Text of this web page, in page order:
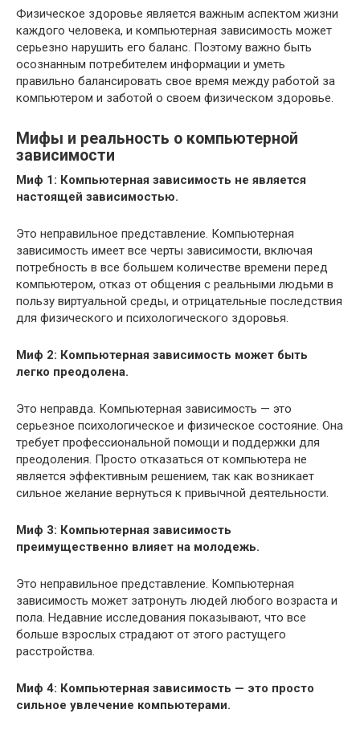
Физическое здоровье является важным аспектом жизни
каждого человека, и компьютерная зависимость может
серьезно нарушить его баланс. Поэтому важно быть
осознанным потребителем информации и уметь
правильно балансировать свое время между работой за
компьютером и заботой о своем физическом здоровье.
Мифы и реальность о компьютерной
зависимости
Миф 1: Компьютерная зависимость не является
настоящей зависимостью.
Это неправильное представление. Компьютерная
зависимость имеет все черты зависимости, включая
потребность в все большем количестве времени перед
компьютером, отказ от общения с реальными людьми в
пользу виртуальной среды, и отрицательные последствия
для физического и психологического здоровья.
Миф 2: Компьютерная зависимость может быть
легко преодолена.
Это неправда. Компьютерная зависимость — это
серьезное психологическое и физическое состояние. Она
требует профессиональной помощи и поддержки для
преодоления. Просто отказаться от компьютера не
является эффективным решением, так как возникает
сильное желание вернуться к привычной деятельности.
Миф 3: Компьютерная зависимость
преимущественно влияет на молодежь.
Это неправильное представление. Компьютерная
зависимость может затронуть людей любого возраста и
пола. Недавние исследования показывают, что все
больше взрослых страдают от этого растущего
расстройства.
Миф 4: Компьютерная зависимость — это просто
сильное увлечение компьютерами.